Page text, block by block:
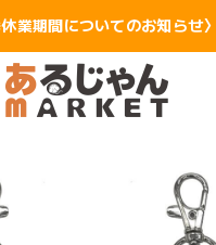
休業期間についてのお知らせ〉